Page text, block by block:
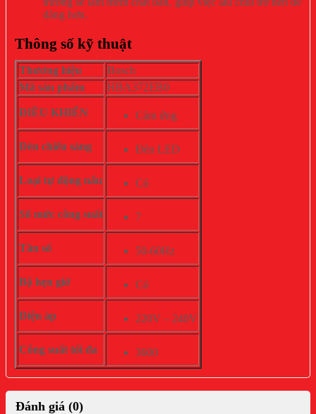
dàng hơn.
Thông số kỹ thuật
Thương hiệu
Bosch
Mã sản phẩm
HBA372EB0
ĐIỀU KHIỂN Cảm ứng
Đèn chiếu sáng Đèn LED
Loại tự động nấu Có
Số mức công suất 7
Tần số 50-60Hz
Bộ hẹn giờ Có
Điện áp 220V – 240V
Công suất tối đa 3600
Đánh giá (0)